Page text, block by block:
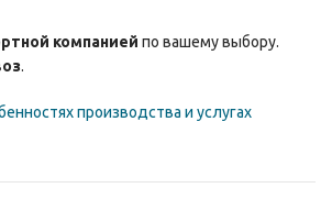
компанией по вашему выбору.
.
производства и услугах